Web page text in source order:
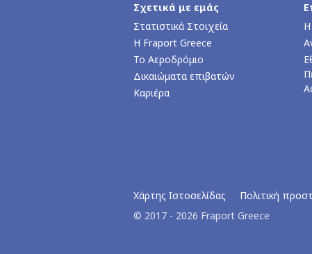
Σχετικά με εμάς
Στατιστικά Στοιχεία
Η Fraport Greece
Το Αεροδρόμιο
Δικαιώματα επιβατών
Καριέρα
Η
Χάρτης Ιστοσελίδας Πολιτική
© 2017 - 2026 Fraport Greece